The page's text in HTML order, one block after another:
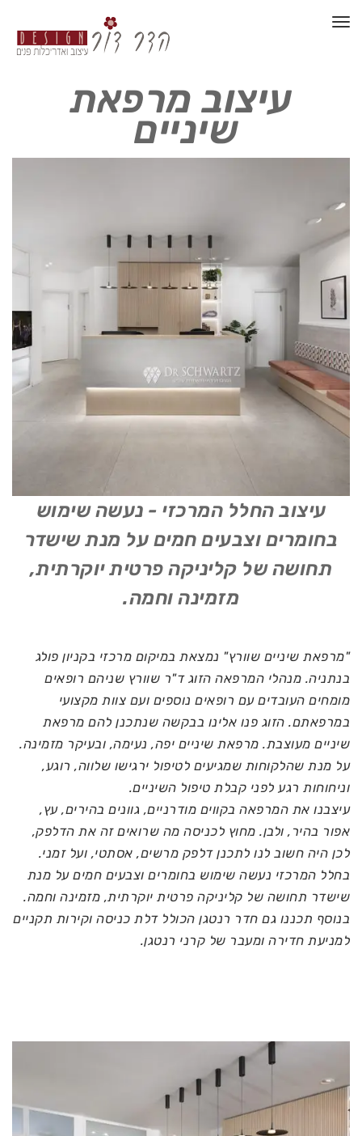
תפריט
עיצוב מרפאת
שיניים
עיצוב החלל המרכזי - נעשה שימוש
בחומרים וצבעים חמים על מנת שישדר
תחושה של קליניקה פרטית יוקרתית,
מזמינה וחמה.
"מרפאת שיניים שוורץ" נמצאת במיקום מרכזי בקניון פולג
בנתניה. מנהלי המרפאה הזוג ד"ר שוורץ שניהם רופאים
מומחים העובדים עם רופאים נוספים ועם צוות מקצועי
במרפאתם. הזוג פנו אלינו בבקשה שנתכנן להם מרפאת
שיניים מעוצבת. מרפאת שיניים יפה, נעימה, ובעיקר מזמינה.
על מנת שהלקוחות שמגיעים לטיפול ירגישו שלווה, רוגע,
וניחוחות רגע לפני קבלת טיפול השיניים.
עיצבנו את המרפאה בקווים מודרניים, גוונים בהירים, עץ,
אפור בהיר, ולבן. מחוץ לכניסה מה שרואים זה את הדלפק,
לכן היה חשוב לנו לתכנן דלפק מרשים, אסתטי, ועל זמני.
בחלל המרכזי נעשה שימוש בחומרים וצבעים חמים על מנת
שישדר תחושה של קליניקה פרטית יוקרתית, מזמינה וחמה.
בנוסף תכננו גם חדר רנטגן הכולל דלת כניסה וקירות תקניים
למניעת חדירה ומעבר של קרני רנטגן.